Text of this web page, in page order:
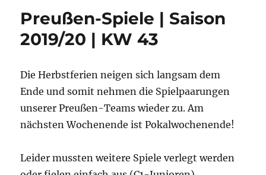
Preußen-Spiele | Saison
2019/20 | KW 43
Die Herbstferien neigen sich langsam dem
Ende und somit nehmen die Spielpaarungen
unserer Preußen-Teams wieder zu. Am
nächsten Wochenende ist Pokalwochenende!
Leider mussten weitere Spiele verlegt werden